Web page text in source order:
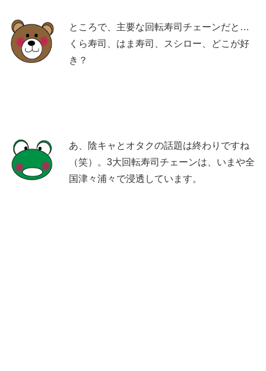
ところで、主要な回転寿司チェーンだと…
くら寿司、はま寿司、スシロー、どこが好
き？
あ、陰キャとオタクの話題は終わりですね
（笑）。3大回転寿司チェーンは、いまや全
国津々浦々で浸透しています。